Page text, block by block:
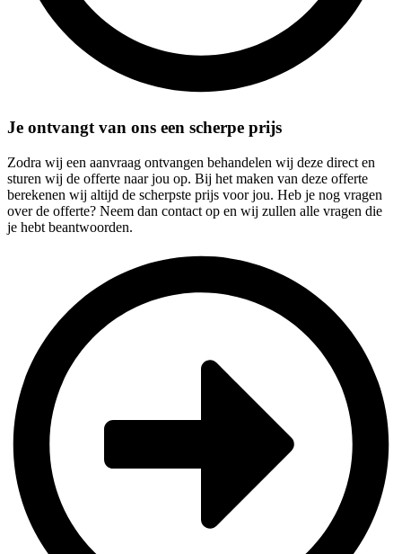
Je ontvangt van ons een scherpe prijs
Zodra wij een aanvraag ontvangen behandelen wij deze direct en
sturen wij de offerte naar jou op. Bij het maken van deze offerte
berekenen wij altijd de scherpste prijs voor jou. Heb je nog vragen
over de offerte? Neem dan contact op en wij zullen alle vragen die
je hebt beantwoorden.